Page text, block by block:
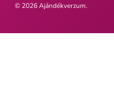
© 2026Ajándékverzum.